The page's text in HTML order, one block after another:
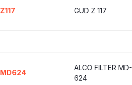
Z117 GUD Z 117
MD624
ALCO FILTER MD-
624